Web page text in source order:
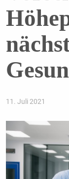
11. Juli 2021